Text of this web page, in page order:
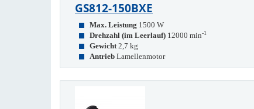
GS812-150BXE
Max. Leistung 1500 W
Drehzahl (im Leerlauf) 12000 min-1
Gewicht 2,7 kg
Antrieb Lamellenmotor